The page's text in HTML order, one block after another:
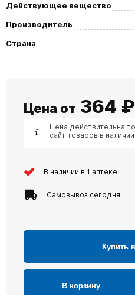
Действующее вещество
Производитель
Страна
Цена от 364 ₽
Цена действительна
сайт товаров в наличии
В наличии в 1 аптеке
Самовывоз сегодня
Купить
В корзину